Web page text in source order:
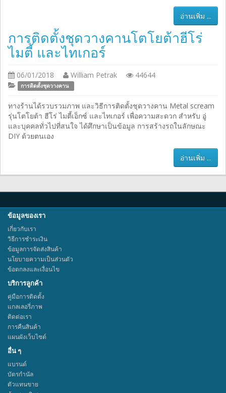
อ่านเพิ่ม ...
การติดตั้งชุดวางคานโตโยต้าฮีโร่
ไมตี้ และไทเกอร์
06/01/2018 William Petrak 44644
การติดตั้งชุดวางคาน
ทางร้านได้รวบรวมภาพ และวิธีการติดตั้งชุดวางคาน Metal scream
รุ่นโตโยต้า ฮีโร่ ไมตี้เอ็กซ์ และไทเกอร์ เพื่อความสะดวก สำหรับ อู่
และบุคคลทั่วไปที่สนใจ ได้ศึกษาเป็นข้อมูล การสร้างรถในลักษณะ
DIY ด้วยตนเอง
อ่านเพิ่ม ...
ข้อมูลของเรา
เกี่ยวกับเรา
วิธีการชำระเงิน
ข้อมูลการจัดส่งสินค้า
นโยบายความเป็นส่วนตัว
ข้อตกลงและเงื่อนไข
บริการลูกค้า
คู่มือการติดตั้ง
แกลเลอรี่ภาพ
ติดต่อเรา
การคืนสินค้า
แผนผังเว็บไซต์
อื่น ๆ
แบรนด์
บัตรกำนัล
ตัวแทนขาย